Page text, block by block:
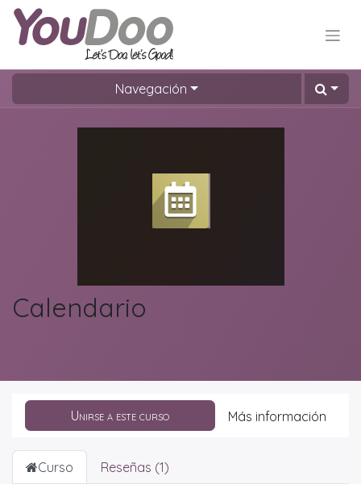
Navegación
Calendario
Unirse a este curso Más información
Curso Reseñas (1)